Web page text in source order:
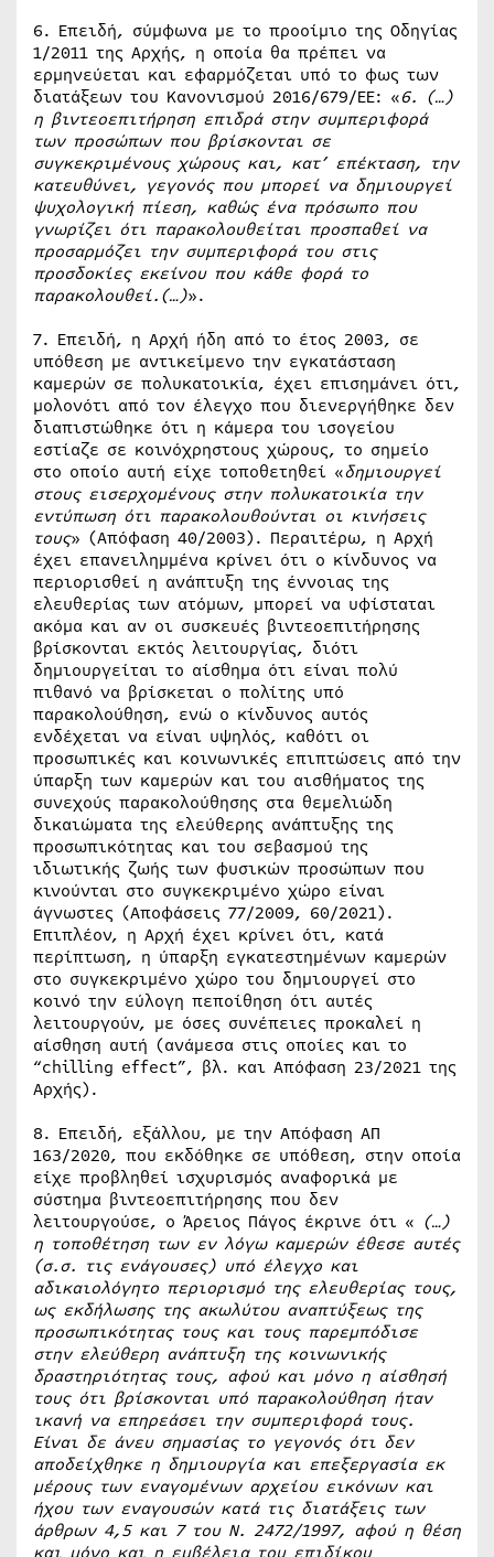
6. Επειδή, σύμφωνα με το προοίμιο της Οδηγίας
1/2011 της Αρχής, η οποία θα πρέπει να
ερμηνεύεται και εφαρμόζεται υπό το φως των
διατάξεων του Κανονισμού 2016/679/ΕΕ: «6. (…)
η βιντεοεπιτήρηση επιδρά στην συμπεριφορά
των προσώπων που βρίσκονται σε
συγκεκριμένους χώρους και, κατ’ επέκταση, την
κατευθύνει, γεγονός που μπορεί να δημιουργεί
ψυχολογική πίεση, καθώς ένα πρόσωπο που
γνωρίζει ότι παρακολουθείται προσπαθεί να
προσαρμόζει την συμπεριφορά του στις
προσδοκίες εκείνου που κάθε φορά το
παρακολουθεί.(…)».
7. Επειδή, η Αρχή ήδη από το έτος 2003, σε
υπόθεση με αντικείμενο την εγκατάσταση
καμερών σε πολυκατοικία, έχει επισημάνει ότι,
μολονότι από τον έλεγχο που διενεργήθηκε δεν
διαπιστώθηκε ότι η κάμερα του ισογείου
εστίαζε σε κοινόχρηστους χώρους, το σημείο
στο οποίο αυτή είχε τοποθετηθεί «δημιουργεί
στους εισερχομένους στην πολυκατοικία την
εντύπωση ότι παρακολουθούνται οι κινήσεις
τους» (Απόφαση 40/2003). Περαιτέρω, η Αρχή
έχει επανειλημμένα κρίνει ότι ο κίνδυνος να
περιορισθεί η ανάπτυξη της έννοιας της
ελευθερίας των ατόμων, μπορεί να υφίσταται
ακόμα και αν οι συσκευές βιντεοεπιτήρησης
βρίσκονται εκτός λειτουργίας, διότι
δημιουργείται το αίσθημα ότι είναι πολύ
πιθανό να βρίσκεται ο πολίτης υπό
παρακολούθηση, ενώ ο κίνδυνος αυτός
ενδέχεται να είναι υψηλός, καθότι οι
προσωπικές και κοινωνικές επιπτώσεις από την
ύπαρξη των καμερών και του αισθήματος της
συνεχούς παρακολούθησης στα θεμελιώδη
δικαιώματα της ελεύθερης ανάπτυξης της
προσωπικότητας και του σεβασμού της
ιδιωτικής ζωής των φυσικών προσώπων που
κινούνται στο συγκεκριμένο χώρο είναι
άγνωστες (Αποφάσεις 77/2009, 60/2021).
Επιπλέον, η Αρχή έχει κρίνει ότι, κατά
περίπτωση, η ύπαρξη εγκατεστημένων καμερών
στο συγκεκριμένο χώρο του δημιουργεί στο
κοινό την εύλογη πεποίθηση ότι αυτές
λειτουργούν, με όσες συνέπειες προκαλεί η
αίσθηση αυτή (ανάμεσα στις οποίες και το
“chilling effect”, βλ. και Απόφαση 23/2021 της
Αρχής).
8. Επειδή, εξάλλου, με την Απόφαση ΑΠ
163/2020, που εκδόθηκε σε υπόθεση, στην οποία
είχε προβληθεί ισχυρισμός αναφορικά με
σύστημα βιντεοεπιτήρησης που δεν
λειτουργούσε, ο Άρειος Πάγος έκρινε ότι « (…)
η τοποθέτηση των εν λόγω καμερών έθεσε αυτές
(σ.σ. τις ενάγουσες) υπό έλεγχο και
αδικαιολόγητο περιορισμό της ελευθερίας τους,
ως εκδήλωσης της ακωλύτου αναπτύξεως της
προσωπικότητας τους και τους παρεμπόδισε
στην ελεύθερη ανάπτυξη της κοινωνικής
δραστηριότητας τους, αφού και μόνο η αίσθησή
τους ότι βρίσκονται υπό παρακολούθηση ήταν
ικανή να επηρεάσει την συμπεριφορά τους.
Είναι δε άνευ σημασίας το γεγονός ότι δεν
αποδείχθηκε η δημιουργία και επεξεργασία εκ
μέρους των εναγομένων αρχείου εικόνων και
ήχου των εναγουσών κατά τις διατάξεις των
άρθρων 4,5 και 7 του Ν. 2472/1997, αφού η θέση